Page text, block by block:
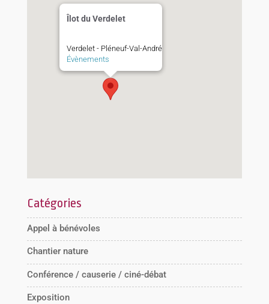
Îlot du Verdelet
Verdelet - Pléneuf-Val-André
Évènements
Catégories
Appel à bénévoles
Chantier nature
Conférence / causerie / ciné-débat
Exposition